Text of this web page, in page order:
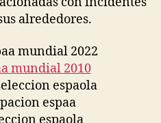
alrededores.